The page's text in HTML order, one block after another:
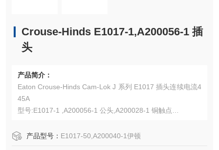
Crouse-Hinds E1017-1,A200056-1 插
头
产品简介：
Eaton Crouse-Hinds Cam-Lok J 系列 E1017 插头连续电流4
45A
型号:E1017-1 ,A200056-1 公头,A200028-1 铜触点
600 Vac/dc,350 kcmil,压接式,黄铜触点,橡胶材质,硫化橡胶
产品型号： E1017-50,A200040-1伊顿